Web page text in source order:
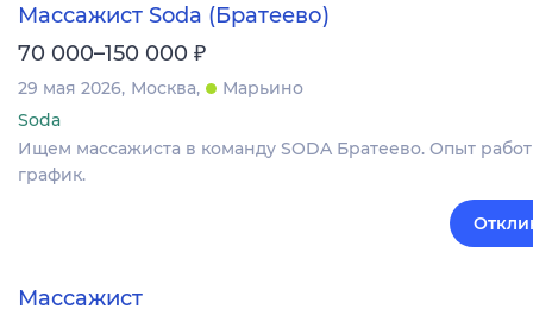
Массажист Soda (Братеево)
70 000–150 000 ₽
29 мая 2026 Москва
Марьино
Soda
Ищем массажиста в команду SODA Братеево. Опыт
график.
Массажист